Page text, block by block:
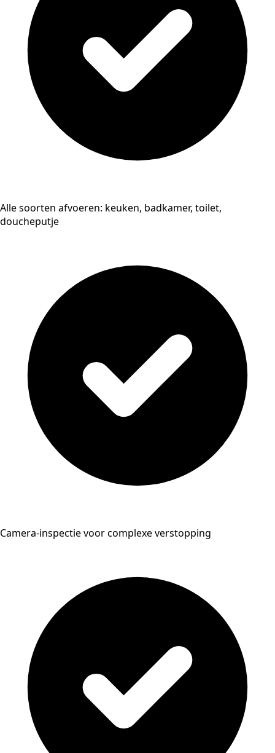
Alle soorten afvoeren: keuken, badkamer, toilet,
doucheputje
Camera-inspectie voor complexe verstopping